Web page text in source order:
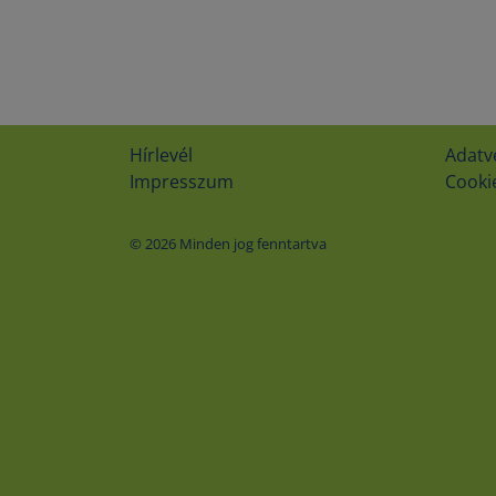
Hírlevél
Impresszum
© 2026 Minden jog fenntartva